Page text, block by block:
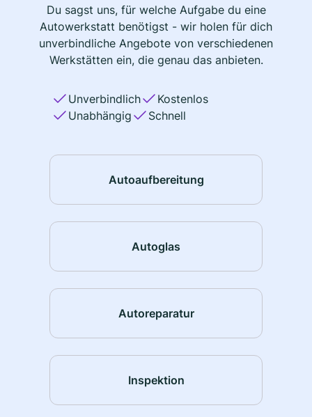
Du sagst uns, für welche Aufgabe du eine
Autowerkstatt benötigst - wir holen für dich
unverbindliche Angebote von verschiedenen
Werkstätten ein, die genau das anbieten.
Unverbindlich
Kostenlos
Unabhängig
Schnell
Autoaufbereitung
Autoglas
Autoreparatur
Inspektion